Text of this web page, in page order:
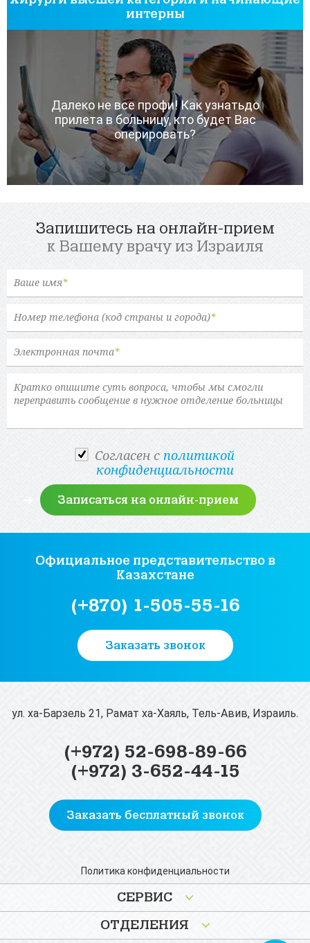
интерны
Далеко не все профи! Как узнатьдо
прилета в больницу, кто будет Вас
оперировать?
Запишитесь на онлайн-прием
к Вашему врачу из Израиля
Ваше имя*
Номер телефона (код страны и города)*
Электронная почта*
Cогласен с политикой
конфиденциальности
Официальное представительство в
Казахстане
(+870) 1-505-55-16
Заказать звонок
(+972) 52-698-89-66
(+972) 3-652-44-15
Заказать бесплатный звонок
ул. ха-Барзель 21, Рамат ха-Хаяль, Тель-Авив, Израиль.
Политика конфиденциальности
СЕРВИС
ОТДЕЛЕНИЯ